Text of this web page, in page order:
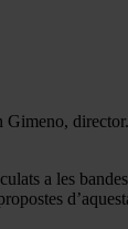
Gimeno, director.
a les